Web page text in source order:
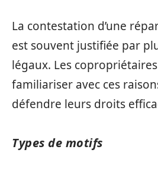
La contestation d’une
est souvent justifiée par
légaux. Les
familiariser avec ces
défendre leurs droits
Types de motifs